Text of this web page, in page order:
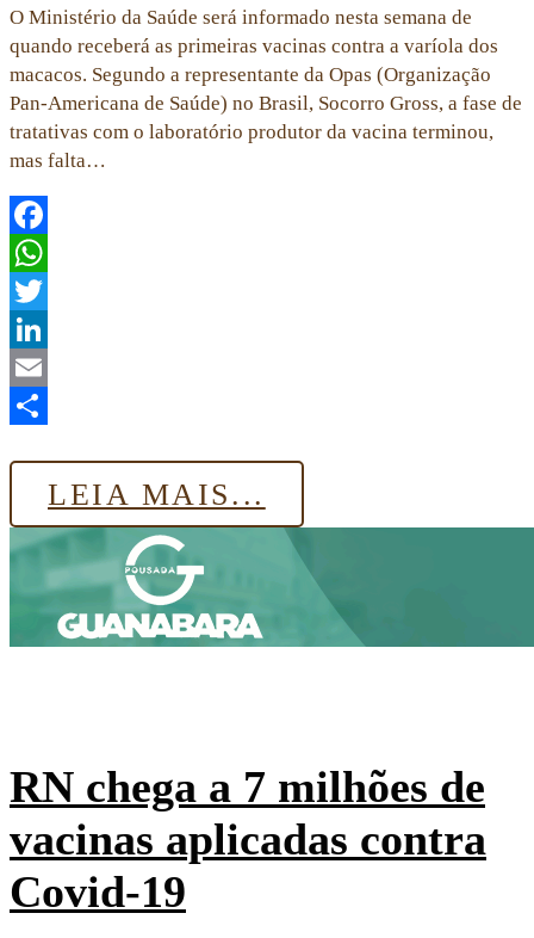
O Ministério da Saúde será informado nesta semana de
quando receberá as primeiras vacinas contra a varíola dos
macacos. Segundo a representante da Opas (Organização
Pan-Americana de Saúde) no Brasil, Socorro Gross, a fase de
tratativas com o laboratório produtor da vacina terminou,
mas falta…
Facebook
WhatsApp
Twitter
LinkedIn
Email
LEIA MAIS...
RN chega a 7 milhões de
vacinas aplicadas contra
Covid-19